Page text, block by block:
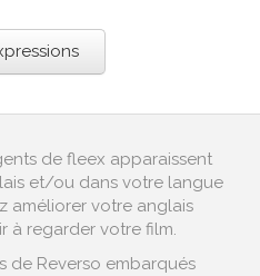
de fleex apparaissent
et/ou dans votre langue
améliorer votre anglais
à regarder votre film.
de Reverso embarqués